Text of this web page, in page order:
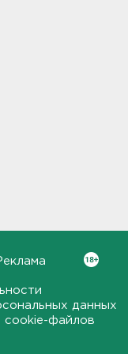
данных
cookie-файлов